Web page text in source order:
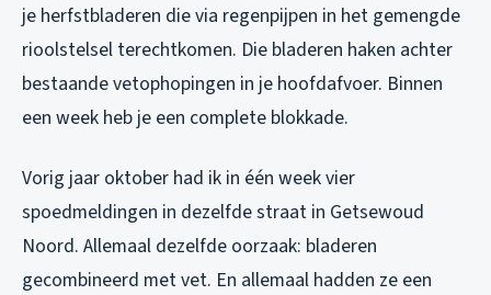
je herfstbladeren die via regenpijpen in het gemengde
rioolstelsel terechtkomen. Die bladeren haken achter
bestaande vetophopingen in je hoofdafvoer. Binnen
een week heb je een complete blokkade.
Vorig jaar oktober had ik in één week vier
spoedmeldingen in dezelfde straat in Getsewoud
Noord. Allemaal dezelfde oorzaak: bladeren
gecombineerd met vet. En allemaal hadden ze een